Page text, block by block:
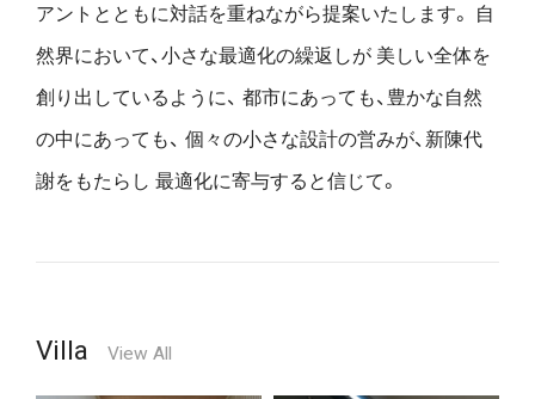
アントとともに対話を重ねながら提案いたします。
自
然界において、小さな最適化の繰返しが 美しい全体を
創り出しているように、 都市にあっても、豊かな自然
の中にあっても、 個々の小さな設計の営みが、新陳代
謝をもたらし 最適化に寄与すると信じて。
Villa View All